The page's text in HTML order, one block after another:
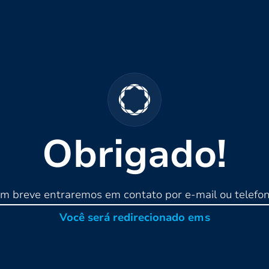
Obrigado!
breve entraremos em contato por e-mail ou
Você será redirecionado ems